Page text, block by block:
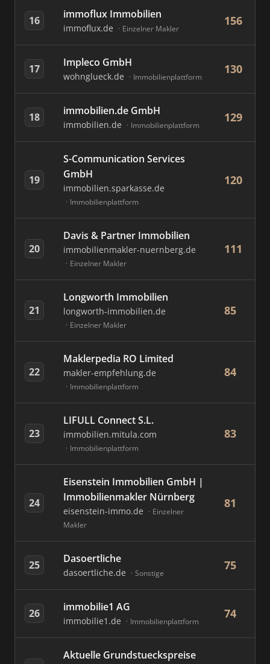
16 immoflux Immobilien
immoflux.de Einzelner Makler
156
17 Impleco GmbH
wohnglueck.de Immobilienplattform
130
18 immobilien.de GmbH
immobilien.de Immobilienplattform
129
19
S-Communication Services
GmbH
immobilien.sparkasse.de
Immobilienplattform
120
20
Davis & Partner Immobilien
immobilienmakler-nuernberg.de
Einzelner Makler
111
21
Longworth Immobilien
longworth-immobilien.de
Einzelner Makler
85
22
Maklerpedia RO Limited
makler-empfehlung.de
Immobilienplattform
84
23
LIFULL Connect S.L.
immobilien.mitula.com
Immobilienplattform
83
24
Eisenstein Immobilien GmbH |
Immobilienmakler Nürnberg
eisenstein-immo.de
Einzelner
Makler
81
25 Dasoertliche
dasoertliche.de Sonstige
75
26 immobilie1 AG
immobilie1.de Immobilienplattform
74
Aktuelle Grundstueckspreise